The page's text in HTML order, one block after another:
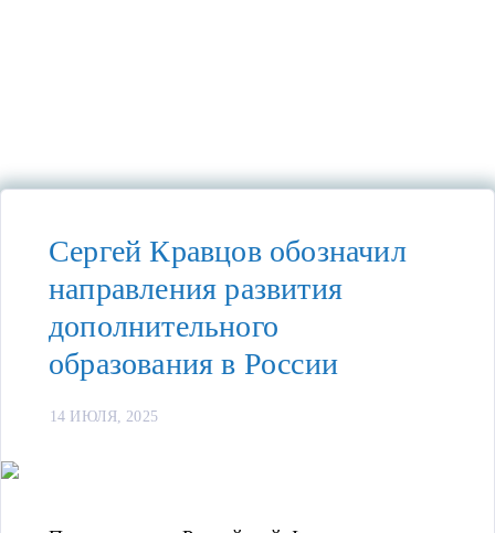
Сергей Кравцов обозначил
направления развития
дополнительного
образования в России
14 ИЮЛЯ, 2025